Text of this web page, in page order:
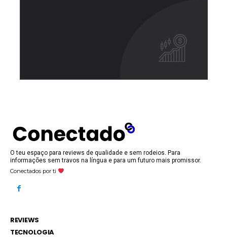
O teu espaço para reviews de qualidade e sem rodeios. Para
informações sem travos na língua e para um futuro mais promissor.
Conectados por ti
REVIEWS
TECNOLOGIA